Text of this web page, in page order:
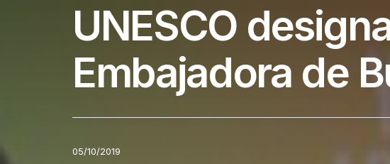
UNESCO
Embajadora de
05/10/2019